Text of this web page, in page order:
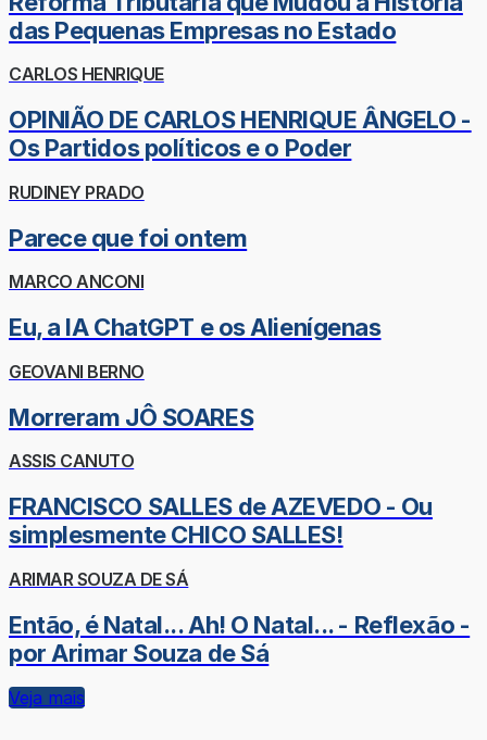
das Pequenas Empresas no Estado
CARLOS HENRIQUE
OPINIÃO DE CARLOS HENRIQUE ÂNGELO -
Os Partidos políticos e o Poder
RUDINEY PRADO
Parece que foi ontem
MARCO ANCONI
Eu, a IA ChatGPT e os Alienígenas
GEOVANI BERNO
Morreram JÔ SOARES
ASSIS CANUTO
FRANCISCO SALLES de AZEVEDO - Ou
simplesmente CHICO SALLES!
ARIMAR SOUZA DE SÁ
Então, é Natal... Ah! O Natal... - Reflexão -
por Arimar Souza de Sá
Veja mais